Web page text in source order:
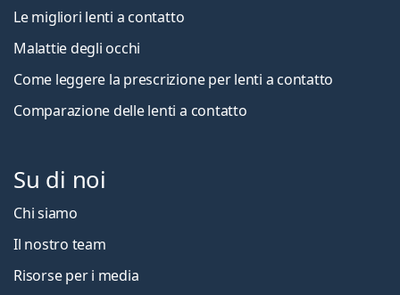
Le migliori lenti a contatto
Malattie degli occhi
Come leggere la prescrizione per lenti a contatto
Comparazione delle lenti a contatto
Su di noi
Chi siamo
Il nostro team
Risorse per i media